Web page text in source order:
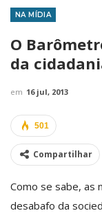
NA MÍDIA
O
da
em 16 jul, 2013
501
Compartilhar
Como se sabe, as
desabafo da